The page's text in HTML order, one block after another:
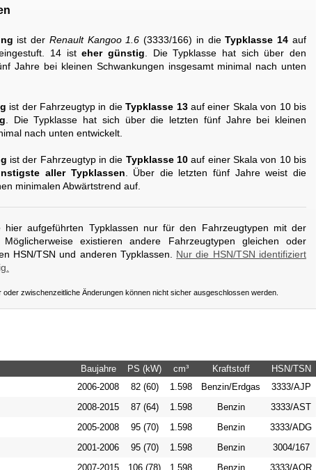
ist der Renault Kangoo 1.6 (3333/166) in dieTypklasse 14 auf
14 isteher günstig . Die Typklasse hat sich über den
Jahre bei kleinen Schwankungen insgesamt minimal nach unten
ist der Fahrzeugtyp in dieTypklasse 13auf einer Skala von 10 bis
. Die Typklasse hat sich über die letzten fünf Jahre bei kleinen
nach unten entwickelt.
ist der Fahrzeugtyp in die Typklasse 10 auf einer Skala von 10 bis
aller Typklassen. Über die letzten fünf Jahre weist die
minimalen Abwärtstrend auf.
aufgeführten Typklassen nur für den Fahrzeugtypen mit der
existieren andere Fahrzeugtypen gleichen oder
HSN/TSN und anderen Typklassen. Nur die HSN/TSN identifiziert
oder zwischenzeitliche Änderungen können nicht sicher ausgeschlossen werden.
Baujahre PS (kW) cm³ Kraftstoff
HSN/TSN
2006-2008 82 (60) 1.598 Benzin/Erdgas
3333/AJP
2008-2015 87 (64) 1.598 Benzin
3333/AST
2005-2008 95 (70) 1.598 Benzin
3333/ADG
2001-2006 95 (70) 1.598 Benzin
3004/167
2007-2015 106 (78) 1.598 Benzin 3333/AQR